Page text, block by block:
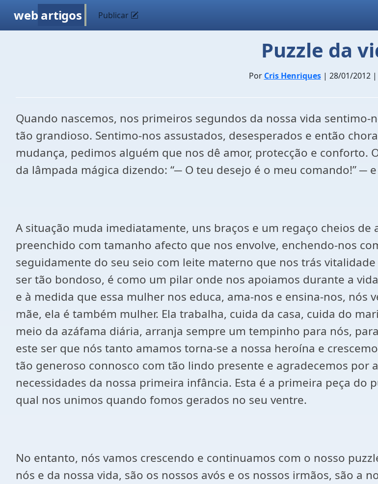
web artigos Publicar
Puzzle da
Por Cris Henriques| 28/01/2012 |
Quando nascemos, nos primeiros segundos da nossa vida
tão grandioso. Sentimo-nos assustados, desesperados e então
mudança, pedimos alguém que nos dê amor, protecção e conforto.
da lâmpada mágica dizendo: “─ O teu desejo é o meu comando!” ─
A situação muda imediatamente, uns braços e um regaço cheios
preenchido com tamanho afecto que nos envolve, enchendo-nos
seguidamente do seu seio com leite materno que nos trás
ser tão bondoso, é como um pilar onde nos apoiamos durante a
e à medida que essa mulher nos educa, ama-nos e ensina-nos, nós
mãe, ela é também mulher. Ela trabalha, cuida da casa, cuida do
meio da azáfama diária, arranja sempre um tempinho para nós,
este ser que nós tanto amamos torna-se a nossa heroína e
tão generoso connosco com tão lindo presente e agradecemos por
necessidades da nossa primeira infância. Esta é a primeira peça do
qual nos unimos quando fomos gerados no seu ventre.
No entanto, nós vamos crescendo e continuamos com o nosso
nós e da nossa vida, são os nossos avós e os nossos irmãos, são a